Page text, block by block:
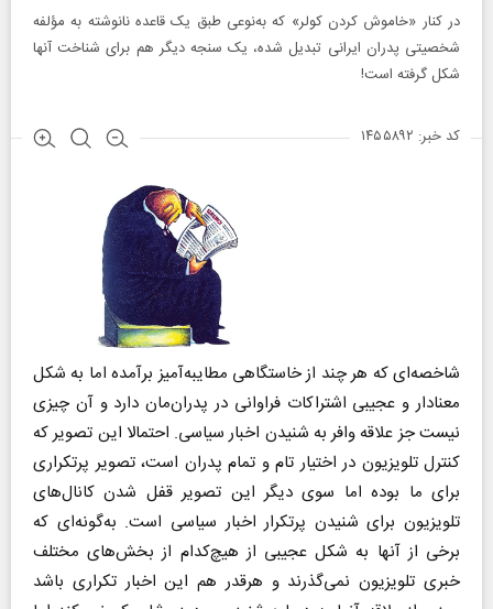
در کنار «خاموش کردن کولر» که به‌نوعی طبق یک قاعده نانوشته به مؤلفه
شخصیتی پدران ایرانی تبدیل شده، یک سنجه دیگر هم برای شناخت آنها
شکل گرفته است!
کد خبر: ۱۴۵۵۸۹۲
شاخصه‌ای که هر چند از خاستگاهی مطایبه‌آمیز برآمده اما به شکل
معنادار و عجیبی اشتراکات فراوانی در پدران‌مان دارد و آن چیزی
نیست جز علاقه وافر به شنیدن اخبار سیاسی. احتمالا این تصویر که
کنترل تلویزیون در اختیار تام و تمام پدران است، تصویر پرتکراری
برای ما بوده اما سوی دیگر این تصویر قفل شدن کانال‌های
تلویزیون برای شنیدن پرتکرار اخبار سیاسی است. به‌گونه‌ای که
برخی از آنها به شکل عجیبی از هیچ‌کدام از بخش‌های مختلف
خبری تلویزیون نمی‌گذرند و هرقدر هم این اخبار تکراری باشد